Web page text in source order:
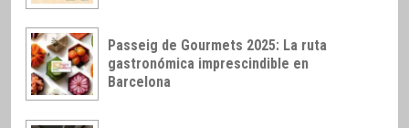
Passeig de Gourmets 2025: La ruta
gastronómica imprescindible en
Barcelona